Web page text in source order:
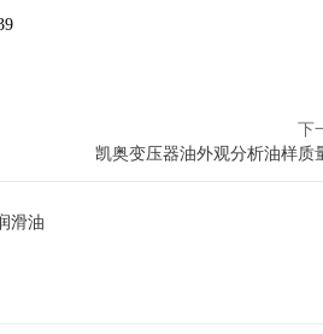
下
凯奥变压器油外观分析油样质
滑油